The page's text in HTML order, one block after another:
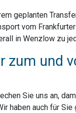
geplanten
vom
in Wenzlow zu
zum und
Sie uns an,
haben auch für